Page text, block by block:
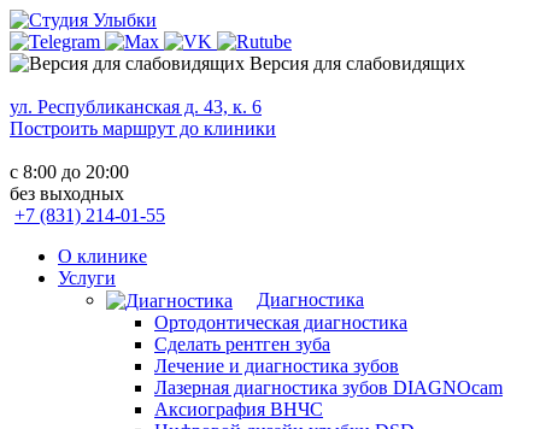
Версия для слабовидящих
ул. Республиканская д. 43, к. 6
Построить маршрут до клиники
с 8:00 до 20:00
без выходных
+7 (831) 214-01-55
О клинике
Услуги
Диагностика
Ортодонтическая диагностика
Сделать рентген зуба
Лечение и диагностика зубов
Лазерная диагностика зубов DIAGNOcam
Аксиография ВНЧС